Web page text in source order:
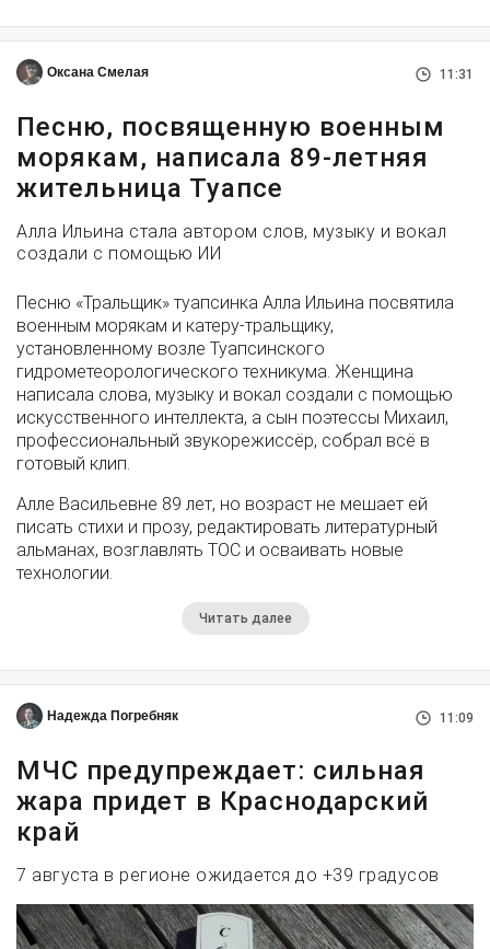
Оксана Смелая 11:31
Песню, посвященную военным
морякам, написала 89-летняя
жительница Туапсе
Алла Ильина стала автором слов, музыку и вокал
создали с помощью ИИ
Песню «Тральщик» туапсинка Алла Ильина посвятила
военным морякам и катеру-тральщику,
установленному возле Туапсинского
гидрометеорологического техникума. Женщина
написала слова, музыку и вокал создали с помощью
искусственного интеллекта, а сын поэтессы Михаил,
профессиональный звукорежиссёр, собрал всё в
готовый клип.
Алле Васильевне 89 лет, но возраст не мешает ей
писать стихи и прозу, редактировать литературный
альманах, возглавлять ТОС и осваивать новые
технологии.
Читать далее
Надежда Погребняк 11:09
МЧС предупреждает: сильная
жара придет в Краснодарский
край
7 августа в регионе ожидается до +39 градусов